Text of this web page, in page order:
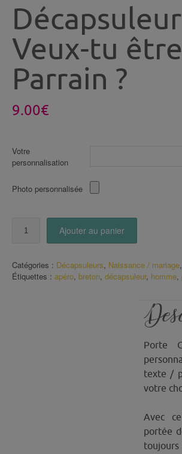
Décapsuleur
Veux-tu
Parrain ?
9.00€
Votre
personnalisation
Photo personnalisée
Décapsuleur
tu
être
Ajouter au panier
Catégories : Décapsuleurs, Naissance / mariage,
Étiquettes : apéro, breton, décapsuleur, homme,
Porte
texte /
votre
Avec
portée